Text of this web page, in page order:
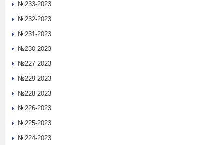
№233-2023
№232-2023
№231-2023
№230-2023
№227-2023
№229-2023
№228-2023
№226-2023
№225-2023
№224-2023